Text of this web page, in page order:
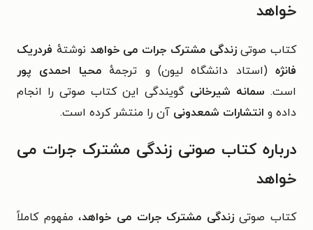
خواهد
کتاب صوتیزندگی مشترک جرات می خواهد نوشتهٔ فردریک
فانژه (استاد دانشگاه لیون) و ترجمهٔمحیا احمدی پور
است. سمانه شیرخانی گویندگی این کتاب صوتی را انجام
داده و انتشارات شمعدونی آن را منتشر کرده است.
درباره کتاب صوتی زندگی مشترک جرات می
خواهد
کتاب صوتیزندگی مشترک جرات می خواهد، مفهوم کاملاً